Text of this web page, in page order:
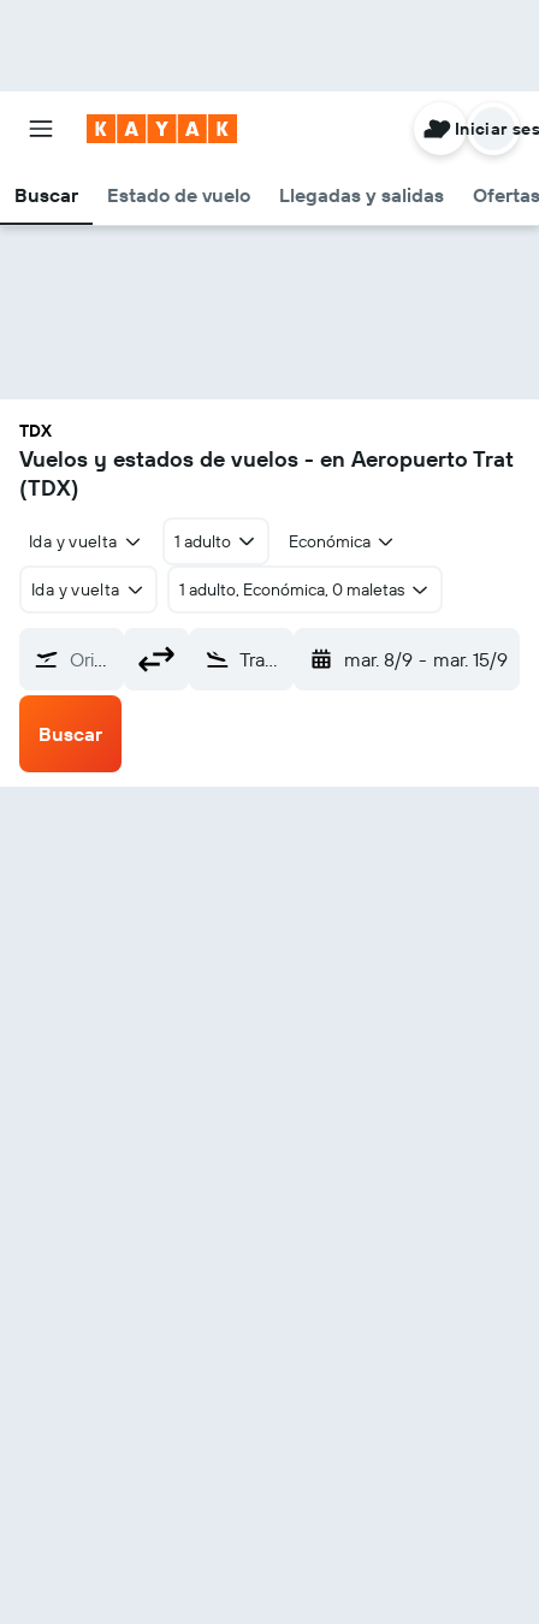
Buscar Estado de vuelo Llegadas y salidas Ofertas
Iniciar
TDX
Vuelos y estados de vuelos - en Aeropuerto Trat
(TDX)
Ida y vuelta 1 adulto Económica
Ida y vuelta 1 adulto, Económica, 0 maletas
Origen Trat (TDX) mar. 8/9 - mar. 15/9
Buscar